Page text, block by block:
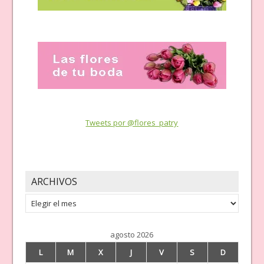
Tweets por @flores_patry
ARCHIVOS
Archivos
agosto 2026
L
M X J V S
D